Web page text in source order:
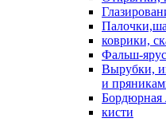
коврики,
Фальш-
Вырубки,
и
Бордюрная
кисти